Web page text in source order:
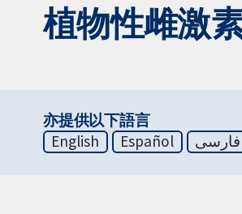
植物性雌激
亦提供以下語言
English
Español فارسی